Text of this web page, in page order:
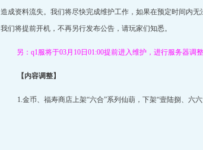
造成资料流失。我们将尽快完成维护工作，如果在预定时间内
我们将提前开机，不再另行发布公告，请玩家们知悉。
另：q1服将于03月10日01:00提前进入维护，进行服务器调
【内容调整】
1.金币、福寿商店上架“六合”系列仙葫，下架“壹陆捌、六